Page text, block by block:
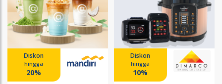
Diskon
hingga
20%
Diskon
hingga
10%